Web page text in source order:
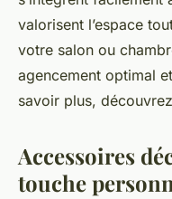
valorisent l’espace
votre salon ou
agencement optimal
savoir plus,
Accessoires
touche